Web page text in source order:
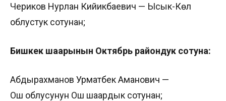
Чериков Нурлан Кийикбаевич — Ысык-Көл
облустук сотунан;
Бишкек шаарынын Октябрь райондук сотуна:
Абдырахманов Урматбек Аманович —
Ош облусунун Ош шаардык сотунан;